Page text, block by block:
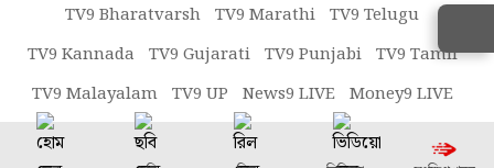
TV9 Bharatvarsh TV9 Marathi TV9 Telugu
TV9 Kannada TV9 Gujarati TV9 Punjabi TV9 Tamil
TV9 Malayalam TV9 UP News9 LIVE Money9 LIVE
Copyright © 2026 TV9 Bangla. All rights reserved.